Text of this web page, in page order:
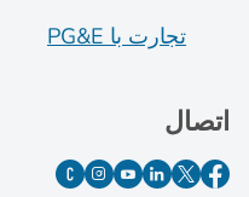
تجارت با PG&E
اتصال